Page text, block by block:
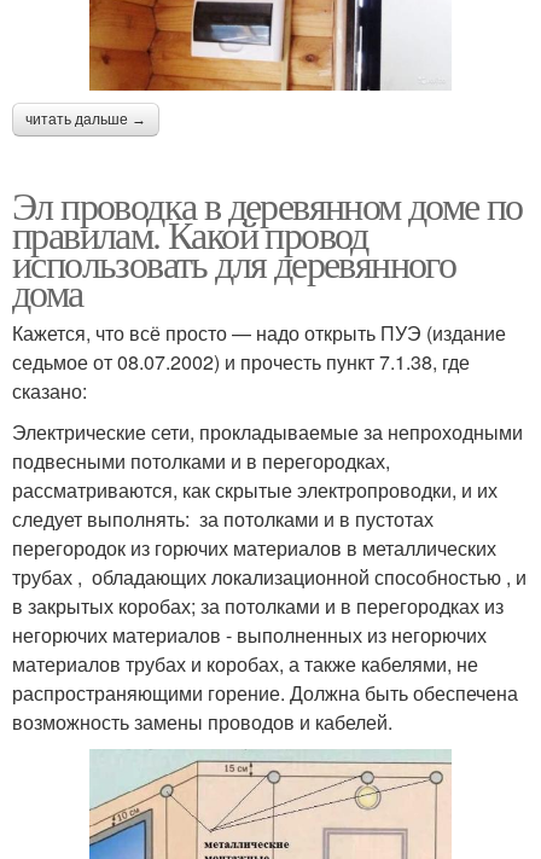
читать дальше →
Эл проводка в деревянном доме по
правилам. Какой провод
использовать для деревянного
дома
Кажется, что всё просто — надо открыть ПУЭ (издание
седьмое от 08.07.2002) и прочесть пункт 7.1.38, где
сказано:
Электрические сети, прокладываемые за непроходными
подвесными потолками и в перегородках,
рассматриваются, как скрытые электропроводки, и их
следует выполнять: за потолками и в пустотах
перегородок из горючих материалов в металлических
трубах , обладающих локализационной способностью , и
в закрытых коробах; за потолками и в перегородках из
негорючих материалов - выполненных из негорючих
материалов трубах и коробах, а также кабелями, не
распространяющими горение. Должна быть обеспечена
возможность замены проводов и кабелей.